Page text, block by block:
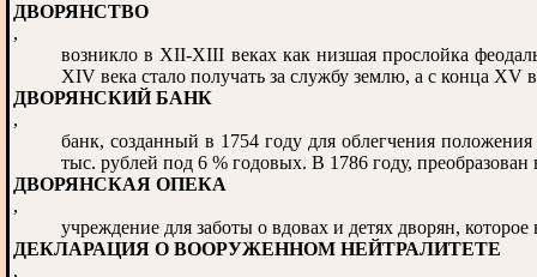
ДВОРЯНСТВО
,
возникло в ХII-ХIII веках как низшая прослойка
XIV века стало получать за службу землю, а с конца XV
ДВОРЯНСКИЙ БАНК
,
банк, созданный в 1754 году для облегчения
тыс. рублей под 6 % годовых. В 1786 году,
ДВОРЯНСКАЯ ОПЕКА
,
учреждение для заботы о вдовах и детях дворян,
ДЕКЛАРАЦИЯ О ВООРУЖЕННОМ НЕЙТРАЛИТЕТЕ
,